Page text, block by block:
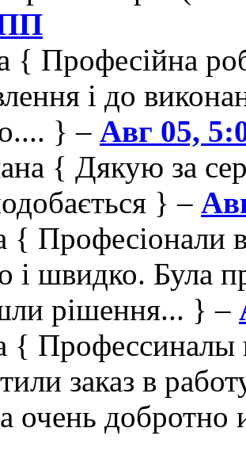
{ Професійна
і до
} – Авг 05,
{ Дякую за
} –
{ Професіонали
і швидко. Була
рішення... } –
{ Профессиналы
заказ в
очень